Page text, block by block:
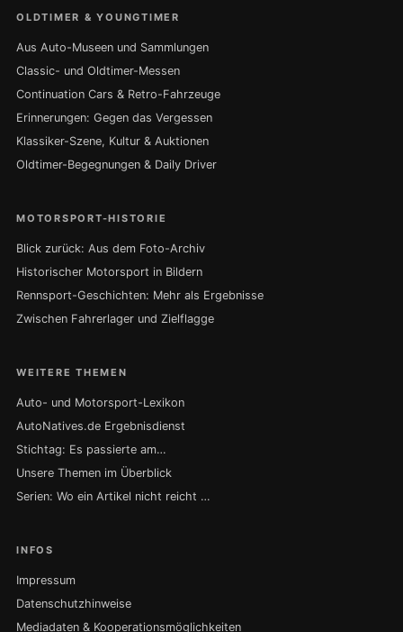
OLDTIMER & YOUNGTIMER
Aus Auto-Museen und Sammlungen
Classic- und Oldtimer-Messen
Continuation Cars & Retro-Fahrzeuge
Erinnerungen: Gegen das Vergessen
Klassiker-Szene, Kultur & Auktionen
Oldtimer-Begegnungen & Daily Driver
MOTORSPORT-HISTORIE
Blick zurück: Aus dem Foto-Archiv
Historischer Motorsport in Bildern
Rennsport-Geschichten: Mehr als Ergebnisse
Zwischen Fahrerlager und Zielflagge
WEITERE THEMEN
Auto- und Motorsport-Lexikon
AutoNatives.de Ergebnisdienst
Stichtag: Es passierte am…
Unsere Themen im Überblick
Serien: Wo ein Artikel nicht reicht …
INFOS
Impressum
Datenschutzhinweise
Mediadaten & Kooperationsmöglichkeiten